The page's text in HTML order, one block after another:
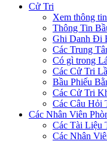
Cử Tri
Xem thông
Thông Tin
Ghi Danh Đi
Các Trung
Có gì trong
Các Cử Tri
Bầu Phiếu
Các Cử Tri
Các Câu Hỏi
Các Nhân Viên
Các Tài Liệu
Các Nhân